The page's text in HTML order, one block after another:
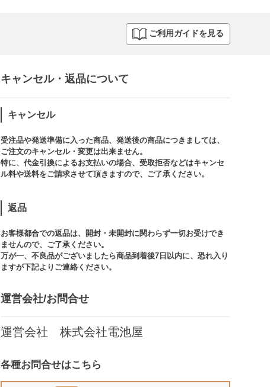
ご利用ガイドを見る
キャンセル・返品について​
キャンセル
受注品や発送準備に入った商品、発送後の商品につきましては、
ご注文のキャンセル・変更は出来ません。​
特に、代金引換によるお支払いの場合、受取拒否などはキャンセ
ル料や送料をご請求させて頂きますので、ご了承ください。​
返品
お客様都合での返品は、開封・未開封に関わらず一切お受けでき
ませんので、ご了承ください。​​
万が一、不良品がございましたら商品到着後7日以内に、恐れ入り
ますが下記よりご連絡ください。
運営会社/お問合せ​
運営会社 株式会社電池屋
各種お問合せはこちら